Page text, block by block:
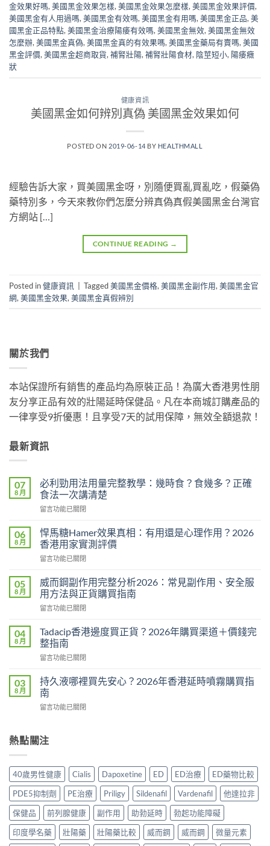
金效果好嗎, 美國黑金效果怎樣, 美國黑金效果怎麼樣, 美國黑金效果評價,
美國黑金有人用過嗎, 美國黑金有效嗎, 美國黑金有用嗎, 美國黑金正品, 美
國黑金正品特點, 美國黑金治療陽痿有效嗎, 美國黑金無效, 美國黑金無效
怎麼辦, 美國黑金真偽, 美國黑金真的有效果嗎, 美國黑金藥局有賣嗎, 美國
黑金評價, 美國黑金超商取貨, 補腎壯陽, 補腎壯陽食材, 陰莖短小, 陽痿癥
狀
健康資訊
美國黑金如何辨別真偽 美國黑金效果如何
POSTED ON 2019-06-14 BY HEALTHMALL
經驗告訴大家，買美國黑金呀，別隨便買亂買亂吃，假藥偽
藥特別多，今天來教你們怎麼分辨真偽真假美國黑金台灣官
方網站 […]
CONTINUE READING →
Posted in健康資訊 Tagged美國黑金價格, 美國黑金副作用, 美國黑金官
網, 美國黑金效果, 美國黑金真假辨別
關於我們
本站保證所有銷售的產品均為原裝正品！為廣大香港男性朋
友分享正品有效的壯陽延時保健品。凡在本商城訂購產品的
一律享受9折優惠！且享受7天的試用保障，無效全額退款！
最新資訊
07
8 月
必利勁用法用量完整教學：幾時食？食幾多？正確
食法一次講清楚
在
利
勁
用
法
量
完
整
教
幾
時
食
多？
正
確
一
次
清
楚〉
中
留言功能已關閉
06
8 月
悍馬糖Hamer效果真相：有用還是心理作用？2026
香港用家實測評價
在
馬
糖
Hamer
效
真
相：
用
是
心
作
香
家
實
測
評
價〉
中
留言功能已關閉
05
8 月
威而鋼副作用完整分析2026：常見副作用、安全服
用方法與正貨購買指南
在
而
鋼
副
作
完
整
分
析
見
用、
安
全
服
方
法
與
留言功能已關閉
04
8 月
Tadacip香港邊度買正貨？2026年購買渠道＋價錢完
整指南
在
香
港
邊
度
貨？
購
買
渠
道
價
錢
完
留言功能已關閉
03
8 月
持久液哪裡買先安心？2026年香港延時噴霧購買指
南
在
液
哪
買
先
安
心？
2026
年
香
港
留言功能已關閉
熱點關注
40歲男性健康 Cialis Dapoxetine ED ED治療
ED藥物比較
PDE5抑制劑
PE治療 Priligy Sildenafil Vardenafil
他達拉非
保健品
前列腺健康 副作用 助勃延時
勃起功能障礙
印度學名藥
壯陽藥 壯陽藥比較 威而鋼 威而鋼 微量元素